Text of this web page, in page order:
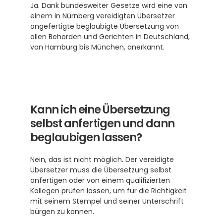
Ja. Dank bundesweiter Gesetze wird eine von
einem in Nürnberg vereidigten Übersetzer
angefertigte beglaubigte Übersetzung von
allen Behörden und Gerichten in Deutschland,
von Hamburg bis München, anerkannt.
Kann ich eine Übersetzung
selbst anfertigen und dann
beglaubigen lassen?
Nein, das ist nicht möglich. Der vereidigte
Übersetzer muss die Übersetzung selbst
anfertigen oder von einem qualifizierten
Kollegen prüfen lassen, um für die Richtigkeit
mit seinem Stempel und seiner Unterschrift
bürgen zu können.